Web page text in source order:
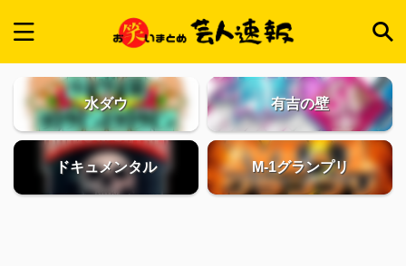
水ダウ 有吉の壁
ドキュメンタル M-1グランプリ